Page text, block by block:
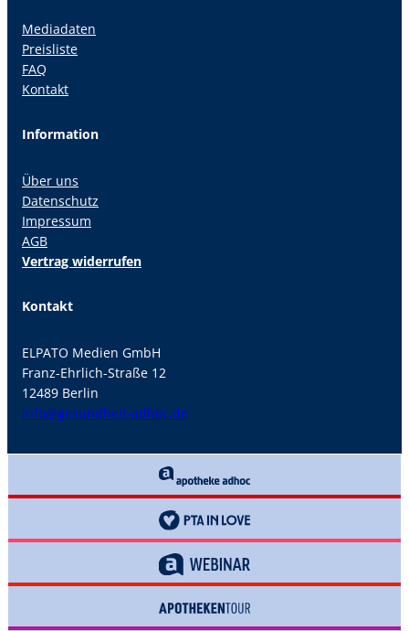
Mediadaten
Preisliste
FAQ
Kontakt
Information
Über uns
Datenschutz
Impressum
AGB
Vertrag widerrufen
Kontakt
ELPATO Medien GmbH
Franz-Ehrlich-Straße 12
12489 Berlin
info@gesundheit-adhoc.de